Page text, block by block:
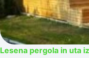
Lesena pergola in uta